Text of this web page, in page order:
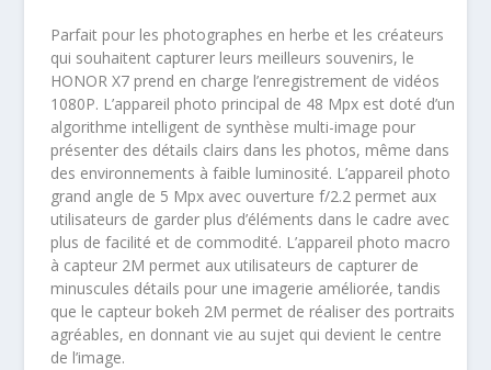
Parfait pour les photographes en herbe et les créateurs
qui souhaitent capturer leurs meilleurs souvenirs, le
HONOR X7 prend en charge l’enregistrement de vidéos
1080P. L’appareil photo principal de 48 Mpx est doté d’un
algorithme intelligent de synthèse multi-image pour
présenter des détails clairs dans les photos, même dans
des environnements à faible luminosité. L’appareil photo
grand angle de 5 Mpx avec ouverture f/2.2 permet aux
utilisateurs de garder plus d’éléments dans le cadre avec
plus de facilité et de commodité. L’appareil photo macro
à capteur 2M permet aux utilisateurs de capturer de
minuscules détails pour une imagerie améliorée, tandis
que le capteur bokeh 2M permet de réaliser des portraits
agréables, en donnant vie au sujet qui devient le centre
de l’image.